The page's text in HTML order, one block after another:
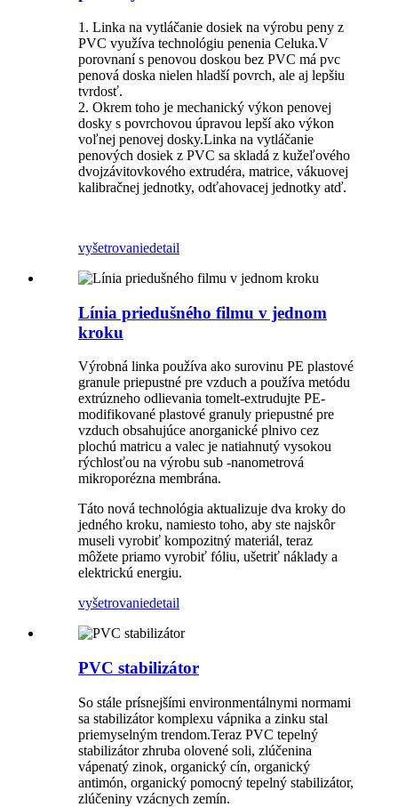
1. Linka na vytláčanie dosiek na výrobu peny z
PVC využíva technológiu penenia Celuka.V
porovnaní s penovou doskou bez PVC má pvc
penová doska nielen hladší povrch, ale aj lepšiu
tvrdosť.
2. Okrem toho je mechanický výkon penovej
dosky s povrchovou úpravou lepší ako výkon
voľnej penovej dosky.Linka na vytláčanie
penových dosiek z PVC sa skladá z kužeľového
dvojzávitovkového extrudéra, matrice, vákuovej
kalibračnej jednotky, odťahovacej jednotky atď.
vyšetrovaniedetail
Línia priedušného filmu v jednom
kroku
Výrobná linka používa ako surovinu PE plastové
granule priepustné pre vzduch a používa metódu
extrúzneho odlievania tomelt-extrudujte PE-
modifikované plastové granuly priepustné pre
vzduch obsahujúce anorganické plnivo cez
plochú matricu a valec je natiahnutý vysokou
rýchlosťou na výrobu sub -nanometrová
mikroporézna membrána.
Táto nová technológia aktualizuje dva kroky do
jedného kroku, namiesto toho, aby ste najskôr
museli vyrobiť kompozitný materiál, teraz
môžete priamo vyrobiť fóliu, ušetriť náklady a
elektrickú energiu.
vyšetrovaniedetail
PVC stabilizátor
So stále prísnejšími environmentálnymi normami
sa stabilizátor komplexu vápnika a zinku stal
priemyselným trendom.Teraz PVC tepelný
stabilizátor zhruba olovené soli, zlúčenina
vápenatý zinok, organický cín, organický
antimón, organický pomocný tepelný stabilizátor,
zlúčeniny vzácnych zemín.